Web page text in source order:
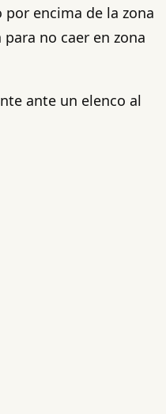
encima de la zona
no caer en zona
ante un elenco al